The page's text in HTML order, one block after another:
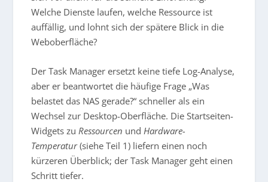
Welche Dienste laufen, welche Ressource ist
auffällig, und lohnt sich der spätere Blick in die
Weboberfläche?
Der Task Manager ersetzt keine tiefe Log-Analyse,
aber er beantwortet die häufige Frage „Was
belastet das NAS gerade?“ schneller als ein
Wechsel zur Desktop-Oberfläche. Die Startseiten-
Widgets zu Ressourcen und Hardware-
Temperatur(siehe Teil 1) liefern einen noch
kürzeren Überblick; der Task Manager geht einen
Schritt tiefer.